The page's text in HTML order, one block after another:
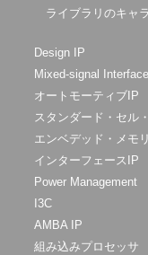
ライブラリのキャ
Design IP
Mixed-signal
オートモーティブIP
スタンダード・セル
エンベデッド・メモ
インターフェースIP
Power Management
I3C
AMBA IP
組み込みプロセッサ